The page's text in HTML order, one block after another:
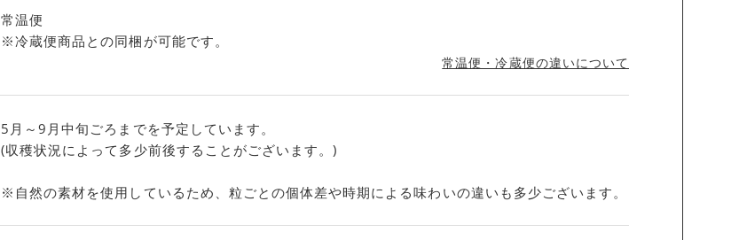
常温便
※冷蔵便商品との同梱が可能です。
常温便・冷蔵便の違いについて
5月～9月中旬ごろまでを予定しています。
(収穫状況によって多少前後することがございます。)
※自然の素材を使用しているため、粒ごとの個体差や時期による味わいの違いも多少ございます。